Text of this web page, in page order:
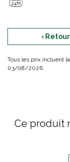
24M
‹ Retour
Tous les prix incluent
03/08/2026.
Ce produit